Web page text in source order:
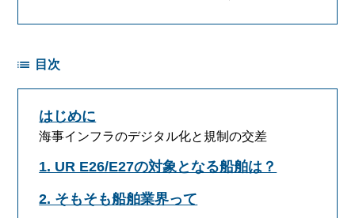
目次
はじめに
海事インフラのデジタル化と規制の交差
1. UR E26/E27の対象となる船舶は？
2. そもそも船舶業界って